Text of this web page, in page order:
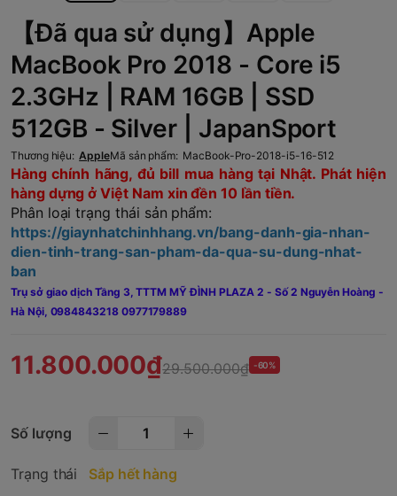
【Đã qua sử dụng】Apple
MacBook Pro 2018 - Core i5
2.3GHz | RAM 16GB | SSD
512GB - Silver | JapanSport
Thương hiệu: AppleMã sản phẩm: MacBook-Pro-2018-i5-16-512
Hàng chính hãng, đủ bill mua hàng tại Nhật. Phát hiện
hàng dựng ở Việt Nam xin đền 10 lần tiền.
Phân loại trạng thái sản phẩm:
https://giaynhatchinhhang.vn/bang-danh-gia-nhan-
dien-tinh-trang-san-pham-da-qua-su-dung-nhat-
ban
Trụ sở giao dịch Tầng 3, TTTM MỸ ĐÌNH PLAZA 2 - Số 2 Nguyễn Hoàng -
Hà Nội, 0984843218 0977179889
11.800.000₫29.500.000₫ -60%
Số lượng
Trạng thái Sắp hết hàng